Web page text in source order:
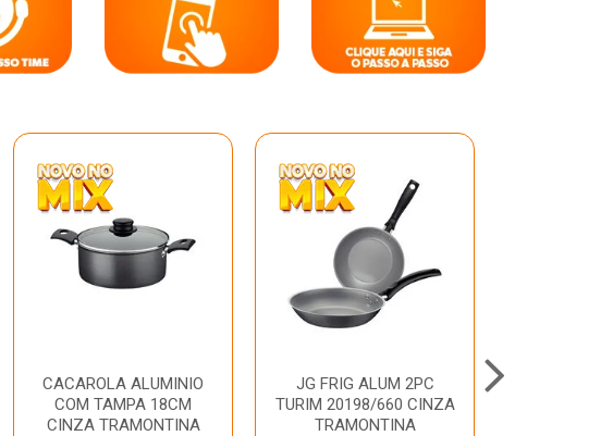
CACAROLA ALUMINIO
COM TAMPA 18CM
CINZA TRAMONTINA
JG FRIG ALUM 2PC
TURIM 20198/660 CINZA
TRAMONTINA